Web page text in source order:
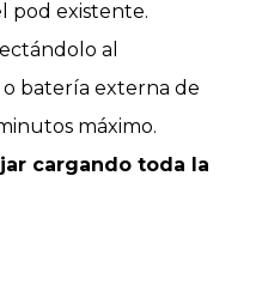
pod existente.
al
batería externa de
máximo.
cargando toda la